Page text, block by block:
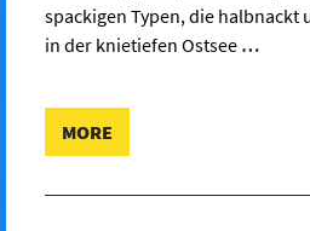
spackigen Typen, die halbnackt
in der knietiefen Ostsee …
MORE